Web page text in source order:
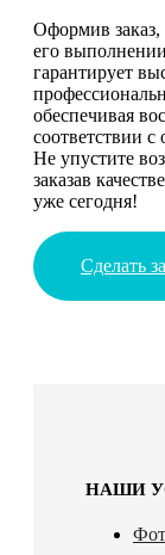
Оформив заказ,
его
гарантирует
обеспечивая
соответствии
Не упустите
заказав
уже сегодня!
Сделать
НАШИ